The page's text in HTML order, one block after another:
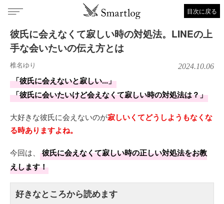
目次に戻る
彼氏に会えなくて寂しい時の対処法。LINEの上
手な会いたいの伝え方とは
椎名ゆり 2024.10.06
「彼氏に会えないと寂しい...」
「彼氏に会いたいけど会えなくて寂しい時の対処法は？」
大好きな彼氏に会えないのが寂しいくてどうしようもなくな
る時ありますよね。
今回は、
彼氏に会えなくて寂しい時の正しい対処法をお教
えします！